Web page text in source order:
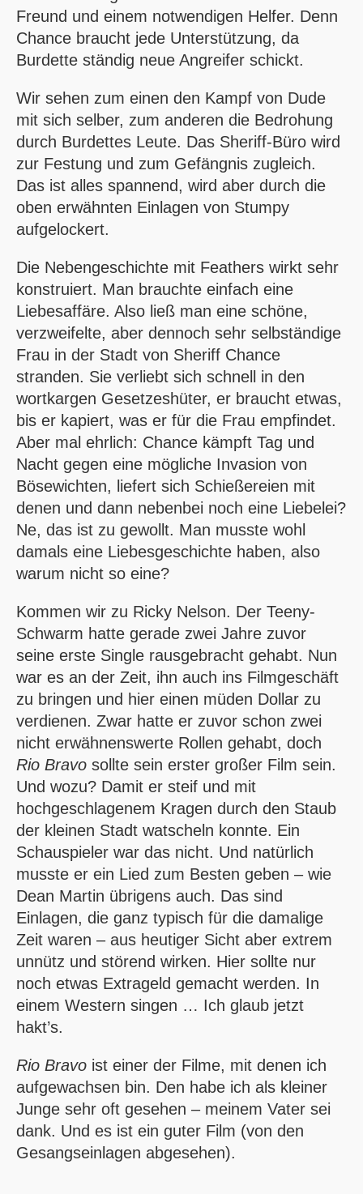
Freund und einem notwendigen Helfer. Denn
Chance braucht jede Unterstützung, da
Burdette ständig neue Angreifer schickt.
Wir sehen zum einen den Kampf von Dude
mit sich selber, zum anderen die Bedrohung
durch Burdettes Leute. Das Sheriff-Büro wird
zur Festung und zum Gefängnis zugleich.
Das ist alles spannend, wird aber durch die
oben erwähnten Einlagen von Stumpy
aufgelockert.
Die Nebengeschichte mit Feathers wirkt sehr
konstruiert. Man brauchte einfach eine
Liebesaffäre. Also ließ man eine schöne,
verzweifelte, aber dennoch sehr selbständige
Frau in der Stadt von Sheriff Chance
stranden. Sie verliebt sich schnell in den
wortkargen Gesetzeshüter, er braucht etwas,
bis er kapiert, was er für die Frau empfindet.
Aber mal ehrlich: Chance kämpft Tag und
Nacht gegen eine mögliche Invasion von
Bösewichten, liefert sich Schießereien mit
denen und dann nebenbei noch eine Liebelei?
Ne, das ist zu gewollt. Man musste wohl
damals eine Liebesgeschichte haben, also
warum nicht so eine?
Kommen wir zu Ricky Nelson. Der Teeny-
Schwarm hatte gerade zwei Jahre zuvor
seine erste Single rausgebracht gehabt. Nun
war es an der Zeit, ihn auch ins Filmgeschäft
zu bringen und hier einen müden Dollar zu
verdienen. Zwar hatte er zuvor schon zwei
nicht erwähnenswerte Rollen gehabt, doch
Rio Bravo sollte sein erster großer Film sein.
Und wozu? Damit er steif und mit
hochgeschlagenem Kragen durch den Staub
der kleinen Stadt watscheln konnte. Ein
Schauspieler war das nicht. Und natürlich
musste er ein Lied zum Besten geben – wie
Dean Martin übrigens auch. Das sind
Einlagen, die ganz typisch für die damalige
Zeit waren – aus heutiger Sicht aber extrem
unnütz und störend wirken. Hier sollte nur
noch etwas Extrageld gemacht werden. In
einem Western singen … Ich glaub jetzt
hakt’s.
Rio Bravo ist einer der Filme, mit denen ich
aufgewachsen bin. Den habe ich als kleiner
Junge sehr oft gesehen – meinem Vater sei
dank. Und es ist ein guter Film (von den
Gesangseinlagen abgesehen).